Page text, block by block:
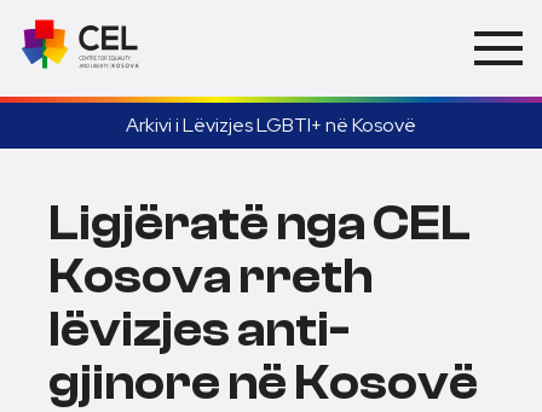
Arkivi i Lëvizjes LGBTI+ në Kosovë
Ligjëratë nga CEL
Kosova rreth
lëvizjes anti-
gjinore në Kosovë